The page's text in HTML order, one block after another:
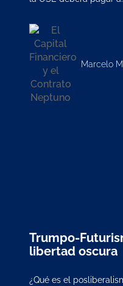
Marcelo
Trumpo-
libertad oscura
¿Qué es el